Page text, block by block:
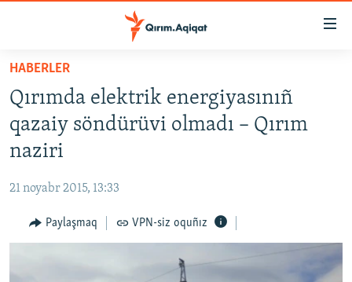
Esas
qaytmaq
Baş
navigatsiyağa
qaytmaq
Qıdıruvğa
qaytmaq
HABERLER
SİYASET
İQTİSADİYAT
MEDENİYET
İNSAN AQLARI
HABERLER
Qırımda elektrik energiyasınıñ
qazaiy söndürüvi olmadı – Qırım
naziri
21 noyabr 2015, 13:33
Paylaşmaq VPN-siz oquñız